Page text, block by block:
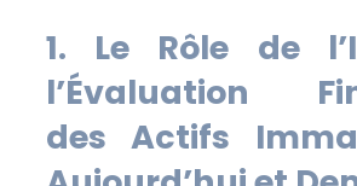
1. Le Rôle de
l’Évaluation
des Actifs